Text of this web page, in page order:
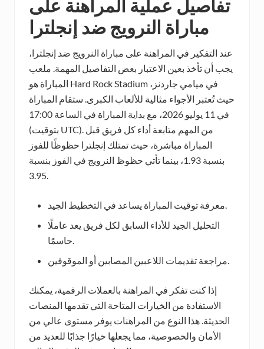
تفاصيل عملية المراهنة على
مباراة النرويج ضد إنجلترا
عند التفكير في المراهنة على مباراة النرويج ضد إنجلترا،
يجب أن تأخذ بعين الاعتبار بعض التفاصيل المهمة. ملعب
المباراة هو Hard Rock Stadium في ميامي جاردنز،
حيث تُعتبر الأجواء مثالية للألعاب الكبرى. ستقام المباراة
في 11 يوليو 2026، مع بداية المباراة في الساعة 17:00
(بتوقيت UTC). من المهم متابعة أداء كل فريق قبل
المباراة مباشرة، حيث تمتلك إنجلترا حظوظًا للفوز
بنسبة 1.93، بينما تأتي حظوظ النرويج في الفوز بنسبة
التحليل الجيد للأداء السابق لكل فريق يعد عاملًا
إذا كنت تفكر في المراهنة بالعملات الرقمية، يمكنك
الاستفادة من الخيارات المتاحة التي تقدمها المنصات
الحديثة. هذا النوع من المراهنات يوفر مستوى عالي من
الأمان والخصوصية، مما يجعلها خيارًا جذابًا للعديد من